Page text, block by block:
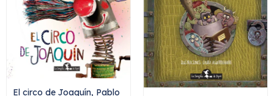
El circo de Joaquín, Pablo